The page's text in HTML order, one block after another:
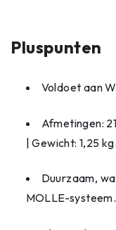
Pluspunten
Voldoet aan
Afmetingen:
| Gewicht: 1,25 kg.
Duurzaam,
MOLLE-systeem.